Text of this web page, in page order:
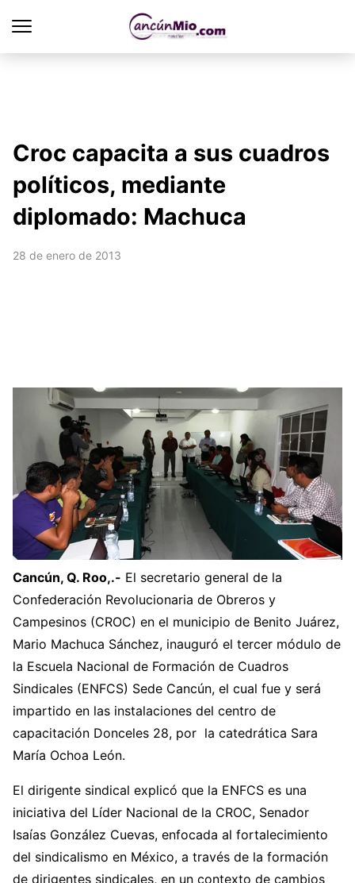
Croc capacita a sus cuadros
políticos, mediante
diplomado: Machuca
28 de enero de 2013
Cancún, Q. Roo,.- El secretario general de la
Confederación Revolucionaria de Obreros y
Campesinos (CROC) en el municipio de Benito Juárez,
Mario Machuca Sánchez, inauguró el tercer módulo de
la Escuela Nacional de Formación de Cuadros
Sindicales (ENFCS) Sede Cancún, el cual fue y será
impartido en las instalaciones del centro de
capacitación Donceles 28, por la catedrática Sara
María Ochoa León.
El dirigente sindical explicó que la ENFCS es una
iniciativa del Líder Nacional de la CROC, Senador
Isaías González Cuevas, enfocada al fortalecimiento
del sindicalismo en México, a través de la formación
de dirigentes sindicales, en un contexto de cambios